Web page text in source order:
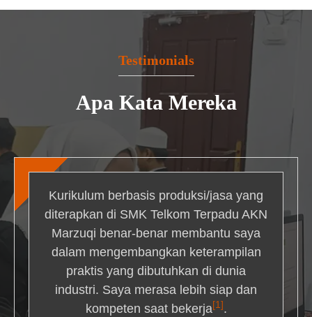
Testimonials
Apa Kata Mereka
Kurikulum berbasis produksi/jasa yang
diterapkan di SMK Telkom Terpadu AKN
Marzuqi benar-benar membantu saya
dalam mengembangkan keterampilan
praktis yang dibutuhkan di dunia
industri. Saya merasa lebih siap dan
kompeten saat bekerja[1] .